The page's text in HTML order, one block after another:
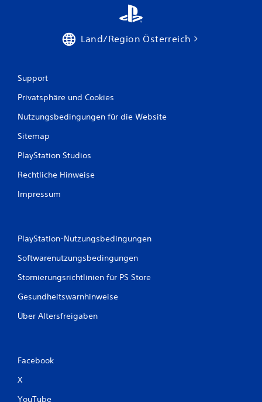
n
s
S
i
h
e
t
o
n
z
.
Land/Region Österreich
Support
Privatsphäre und Cookies
Nutzungsbedingungen für die Website
Sitemap
PlayStation Studios
Rechtliche Hinweise
Impressum
PlayStation-Nutzungsbedingungen
Softwarenutzungsbedingungen
Stornierungsrichtlinien für PS Store
Gesundheitswarnhinweise
Über Altersfreigaben
Facebook
X
YouTube